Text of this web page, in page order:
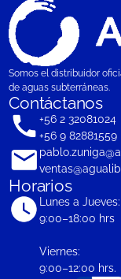
Somos el distribuidor
de aguas subterráneas.
Contáctanos
+56 2 32081024
+56 9 82881559
Horarios
Lunes a Jueves:
9:00–18:00 hrs
Viernes:
9:00–12:00 hrs.